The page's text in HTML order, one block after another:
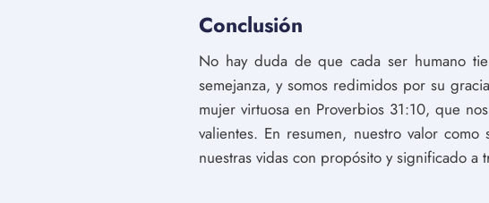
Conclusión
No hay duda de que cada ser humano
semejanza, y somos redimidos por su
mujer virtuosa en Proverbios 31:10, que
valientes. En resumen, nuestro valor
nuestras vidas con propósito y significado a